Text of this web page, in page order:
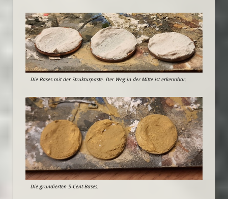
Die Bases mit der Strukturpaste. Der Weg in der Mitte ist erkennbar.
Die grundierten 5-Cent-Bases.